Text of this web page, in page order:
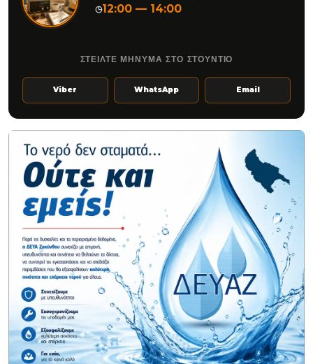
◷12:00 — 14:00
ΣΤΕΙΛΤΕ ΜΗΝΥΜΑ ΣΤΟ ΣΤΟΥΝΤΙΟ
Viber WhatsApp Email